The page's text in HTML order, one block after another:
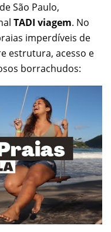
São Paulo,
TADI viagem. No
imperdíveis de
estrutura, acesso e
borrachudos: